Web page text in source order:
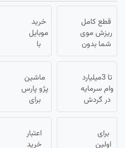
قطع کامل
ریزش موی
شما بدون
جراحی!
تضمین
کیفیت
خرید
موبایل
با
اسنپ
در ۴
قسط
بدون
سود و
تا 3میلیارد
وام سرمایه
در گردش
فروشندگان
فروشگاهت
رو ثبت کن
ماشین
پژو پارس
برای
فروش
اینجا
سریع
برای
اولین
اعتبار
خرید